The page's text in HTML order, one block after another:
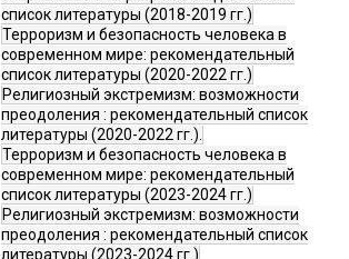
список литературы (2018-2019 гг.)
Терроризм и безопасность человека в
современном мире: рекомендательный
список литературы (2020-2022 гг.)
Религиозный экстремизм: возможности
преодоления : рекомендательный список
литературы (2020-2022 гг.).
Терроризм и безопасность человека в
современном мире: рекомендательный
список литературы (2023-2024 гг.)
Религиозный экстремизм: возможности
преодоления : рекомендательный список
литературы (2023-2024 гг.)